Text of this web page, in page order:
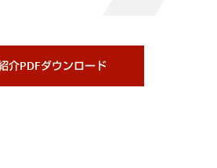
介PDFダウンロード